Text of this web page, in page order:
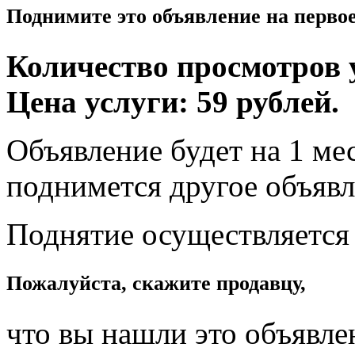
Поднимите это объявление на
Количество просмотров
Цена услуги: 59 рублей.
Объявление будет на 1
поднимется другое
Поднятие
Пожалуйста, скажите продавцу,
что вы нашли это